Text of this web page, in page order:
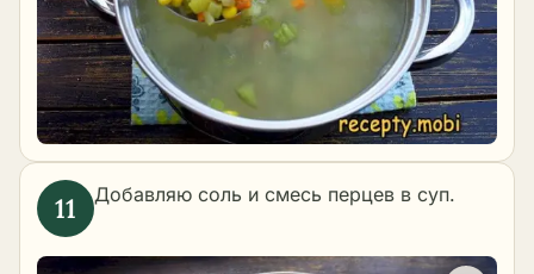
Добавляю соль и смесь перцев в суп.